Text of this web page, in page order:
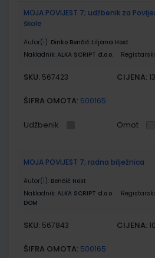
MOJA POVIJEST 7; udžbenik za
škole
Autor(i): Dinko Benčić Liljana Host
Nakladnik: ALKA SCRIPT d.o.o.
SKU: 567423 CIJENA:
ŠIFRA OMOTA: 500165
Udžbenik Omot
MOJA POVIJEST 7; radna bilježnica
Autor(i): Benčić Host
Nakladnik: ALKA SCRIPT d.o.o.
DOM
SKU: 567843 CIJENA:
ŠIFRA OMOTA: 500165